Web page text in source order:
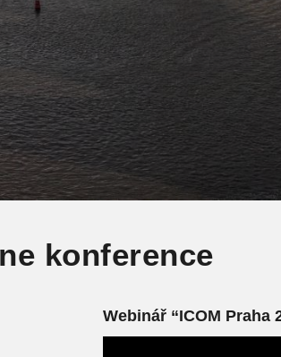
konference
Webinář “ICOM Praha